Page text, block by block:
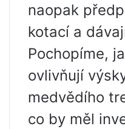
naopak
kotací a
Pochopíme,
ovlivňují
medvědího
co by měl